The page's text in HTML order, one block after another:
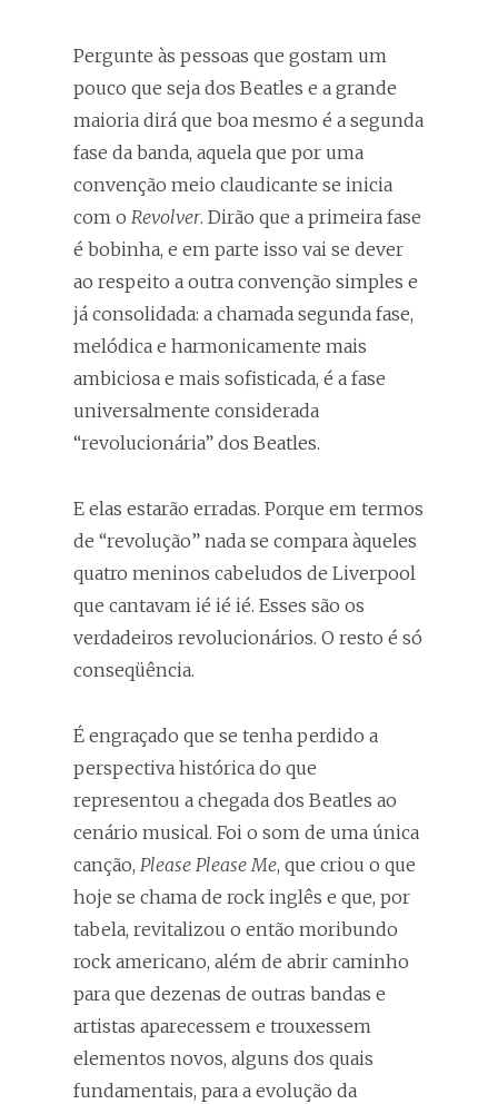
Pergunte às pessoas que gostam um
pouco que seja dos Beatles e a grande
maioria dirá que boa mesmo é a segunda
fase da banda, aquela que por uma
convenção meio claudicante se inicia
com o Revolver. Dirão que a primeira fase
é bobinha, e em parte isso vai se dever
ao respeito a outra convenção simples e
já consolidada: a chamada segunda fase,
melódica e harmonicamente mais
ambiciosa e mais sofisticada, é a fase
universalmente considerada
“revolucionária” dos Beatles.
E elas estarão erradas. Porque em termos
de “revolução” nada se compara àqueles
quatro meninos cabeludos de Liverpool
que cantavam ié ié ié. Esses são os
verdadeiros revolucionários. O resto é só
conseqüência.
É engraçado que se tenha perdido a
perspectiva histórica do que
representou a chegada dos Beatles ao
cenário musical. Foi o som de uma única
canção, Please Please Me, que criou o que
hoje se chama de rock inglês e que, por
tabela, revitalizou o então moribundo
rock americano, além de abrir caminho
para que dezenas de outras bandas e
artistas aparecessem e trouxessem
elementos novos, alguns dos quais
fundamentais, para a evolução da